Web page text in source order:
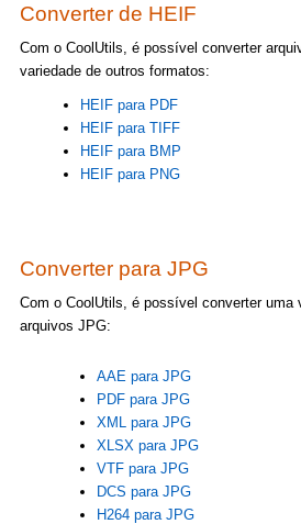
Converter de HEIF
Com o CoolUtils, é possível converter
variedade de outros formatos:
HEIF para PDF
HEIF para TIFF
HEIF para BMP
HEIF para PNG
Converter para JPG
Com o CoolUtils, é possível converter uma
arquivos JPG:
AAE para JPG
PDF para JPG
XML para JPG
XLSX para JPG
VTF para JPG
DCS para JPG
H264 para JPG